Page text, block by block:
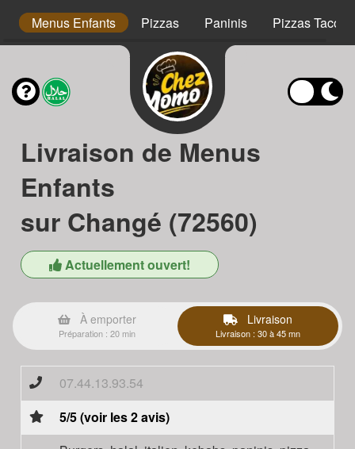
Menus Enfants Pizzas Paninis Pizzas Tacos
Livraison de Menus
Enfants
sur Changé (72560)
Actuellement ouvert!
À emporter
Préparation : 20 min
Livraison
Livraison : 30 à 45 mn
07.44.13.93.54
5/5 (voir les 2 avis)